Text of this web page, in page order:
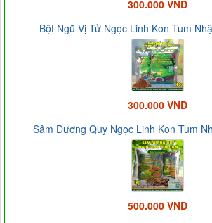
300.000 VND
Bột Ngũ Vị Tử Ngọc Linh Kon Tum
300.000 VND
Sâm Đương Quy Ngọc Linh Kon Tum
500.000 VND